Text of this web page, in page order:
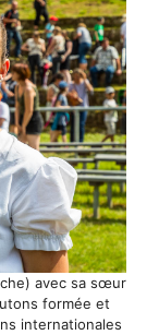
avec sa sœur
formée et
internationales